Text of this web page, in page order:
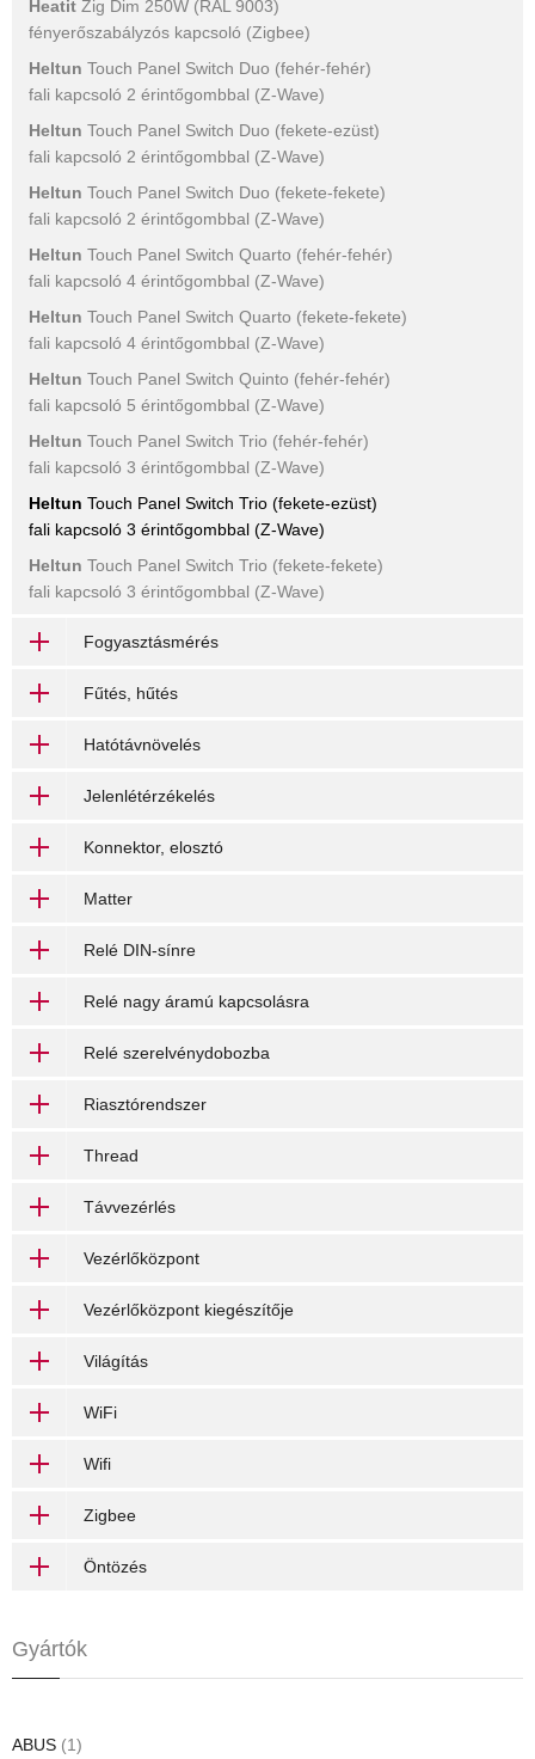
Heatit Zig Dim 250W (RAL 9003)
fényerőszabályzós kapcsoló (Zigbee)
Heltun Touch Panel Switch Duo (fehér-fehér)
fali kapcsoló 2 érintőgombbal (Z-Wave)
Heltun Touch Panel Switch Duo (fekete-ezüst)
fali kapcsoló 2 érintőgombbal (Z-Wave)
Heltun Touch Panel Switch Duo (fekete-fekete)
fali kapcsoló 2 érintőgombbal (Z-Wave)
Heltun Touch Panel Switch Quarto (fehér-fehér)
fali kapcsoló 4 érintőgombbal (Z-Wave)
Heltun Touch Panel Switch Quarto (fekete-fekete)
fali kapcsoló 4 érintőgombbal (Z-Wave)
Heltun Touch Panel Switch Quinto (fehér-fehér)
fali kapcsoló 5 érintőgombbal (Z-Wave)
Heltun Touch Panel Switch Trio (fehér-fehér)
fali kapcsoló 3 érintőgombbal (Z-Wave)
Heltun Touch Panel Switch Trio (fekete-ezüst)
fali kapcsoló 3 érintőgombbal (Z-Wave)
Heltun Touch Panel Switch Trio (fekete-fekete)
fali kapcsoló 3 érintőgombbal (Z-Wave)
Fogyasztásmérés
Fűtés, hűtés
Hatótávnövelés
Jelenlétérzékelés
Konnektor, elosztó
Matter
Relé DIN-sínre
Relé nagy áramú kapcsolásra
Relé szerelvénydobozba
Riasztórendszer
Thread
Távvezérlés
Vezérlőközpont
Vezérlőközpont kiegészítője
Világítás
WiFi
Wifi
Zigbee
Öntözés
Gyártók
ABUS (1)